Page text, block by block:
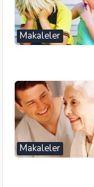
Makaleler
Makaleler